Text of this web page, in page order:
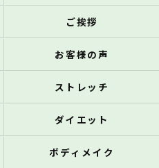
ご挨拶
お客様の声
ストレッチ
ダイエット
ボディメイク